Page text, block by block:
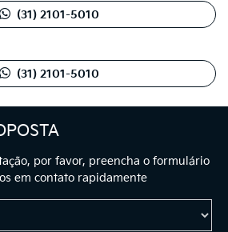
por favor, preencha o formulário
em contato rapidamente
(31) 2101-5010
(31) 2101-5010